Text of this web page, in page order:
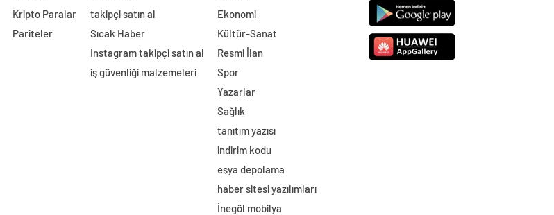
Kripto Paralar
Pariteler
takipçi satın al
Sıcak Haber
Instagram takipçi satın al
iş güvenliği malzemeleri
Ekonomi
Kültür-Sanat
Resmi İlan
Spor
Yazarlar
Sağlık
tanıtım yazısı
indirim kodu
eşya depolama
haber sitesi yazılımları
İnegöl mobilya